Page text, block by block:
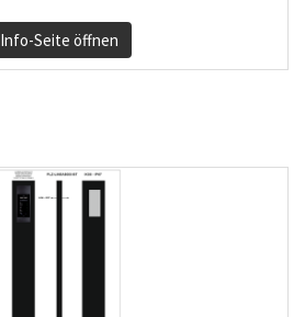
Info-Seite öffnen